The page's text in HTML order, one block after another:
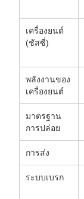
เครื่องยนต์
(ชัสซี่)
พลังงานของ
เครื่องยนต์
มาตรฐาน
การปล่อย
การส่ง
ระบบเบรก